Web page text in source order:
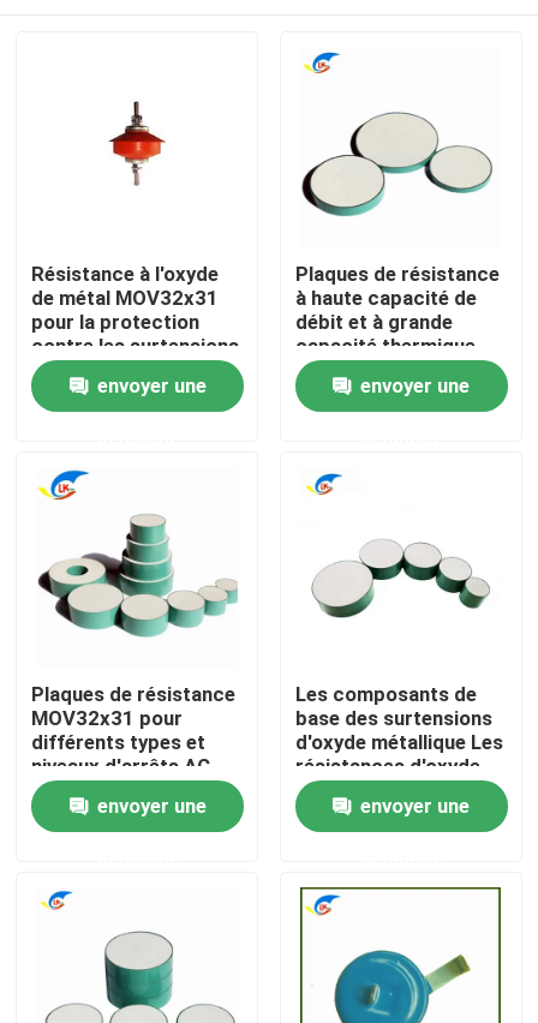
À la maison
vidéo
À propos de nous
Contrôle de la qualité
Nous contacter
Les affaires
Résistance à l'oxyde
de métal MOV32x31
pour la protection
contre les surtensions
à basse tension
envoyer une
Plaques de résistance
à haute capacité de
débit et à grande
capacité thermique
pour la production de
moniteursenvoyer une
Plaques de résistance
MOV32x31 pour
différents types et
niveaux d'arrêts AC
envoyer une
Les composants de
base des surtensions
d'oxyde métallique Les
résistances d'oxyde
métallique de haute
performance
conviennent à
envoyer une